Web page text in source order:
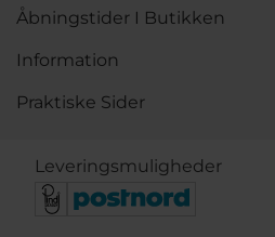
Åbningstider I Butikken
Information
Praktiske Sider
Leveringsmuligheder